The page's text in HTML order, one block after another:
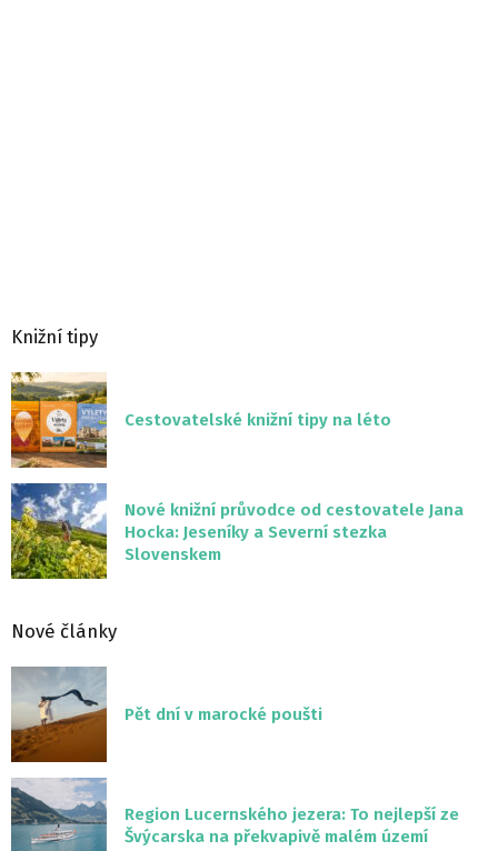
Knižní tipy
Cestovatelské knižní tipy na léto
Nové knižní průvodce od cestovatele Jana
Hocka: Jeseníky a Severní stezka
Slovenskem
Nové články
Pět dní v marocké poušti
Region Lucernského jezera: To nejlepší ze
Švýcarska na překvapivě malém území